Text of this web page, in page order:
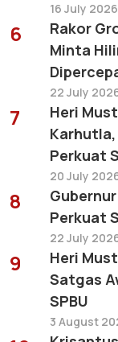
16 July 2026
6
Rakor
Minta
22 July
7
Heri
Perkuat
20 July
8
Perkuat
22 July
9
Heri
Satgas
SPBU
3 August